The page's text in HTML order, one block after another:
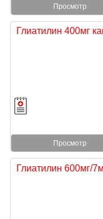
Просмотр
Глиатилин 400мг
Просмотр
Глиатилин 600мг/